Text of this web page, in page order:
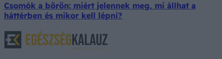
Csomók a bőrön: miért jelennek meg, mi állhat a
háttérben és mikor kell lépni?